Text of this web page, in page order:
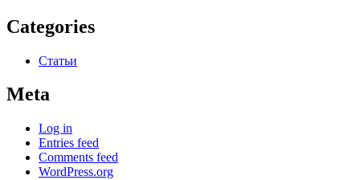
Categories
Статьи
Meta
Log in
Entries feed
Comments feed
WordPress.org